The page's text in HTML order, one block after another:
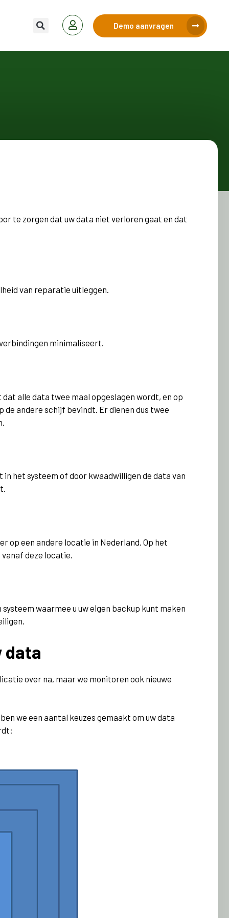
Demo aanvragen
te zorgen dat uw data niet verloren gaat en dat
van reparatie uitleggen.
minimaliseert.
alle data twee maal opgeslagen wordt, en op
andere schijf bevindt. Er dienen dus twee
het systeem of door kwaadwilligen de data van
op een andere locatie in Nederland. Op het
deze locatie.
waarmee u uw eigen backup kunt maken
data
over na, maar we monitoren ook nieuwe
we een aantal keuzes gemaakt om uw data